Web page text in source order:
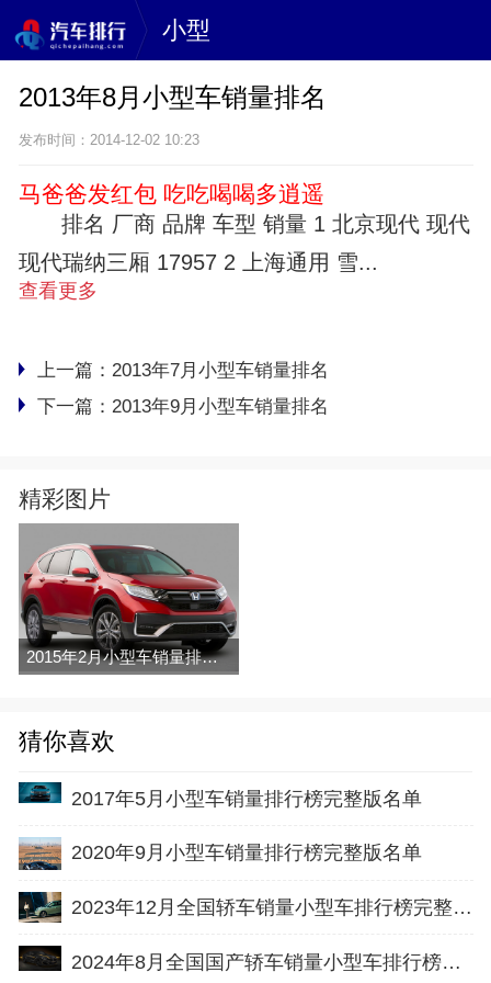
小型
2013年8月小型车销量排名
发布时间：2014-12-02 10:23
马爸爸发红包 吃吃喝喝多逍遥
排名 厂商 品牌 车型 销量 1 北京现代 现代
现代瑞纳三厢 17957 2 上海通用 雪...
查看更多
上一篇： 2013年7月小型车销量排名
下一篇： 2013年9月小型车销量排名
精彩图片
2015年2月小型车销量排行榜
猜你喜欢
2017年5月小型车销量排行榜完整版名单
2020年9月小型车销量排行榜完整版名单
2023年12月全国轿车销量小型车排行榜完整版(批发量
2024年8月全国国产轿车销量小型车排行榜完整版(批发量